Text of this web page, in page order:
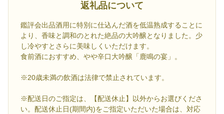
返礼品について
鑑評会出品酒用に特別に仕込んだ酒を低温熟成することに
より、香味と調和のとれた絶品の大吟醸となりました。少
し冷やすとさらに美味しくいただけます。
食前酒におすすめ、やや辛口大吟醸「鹿鳴の宴」。
※20歳未満の飲酒は法律で禁止されています。
※配送日のご指定は、【配送休止】以外からお選びくださ
い。配送休止日(期間内)をご指定いただいた場合は、対応